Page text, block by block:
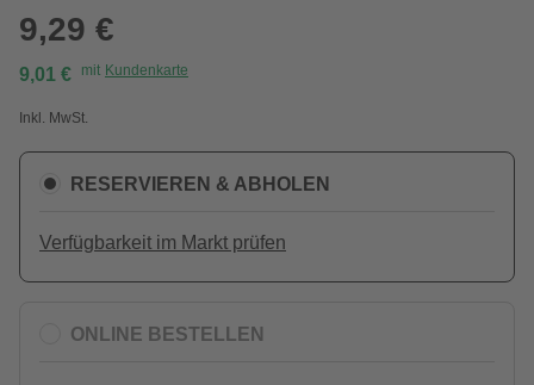
9,29 €
9,01 € mit Kundenkarte
Inkl. MwSt.
RESERVIEREN & ABHOLEN
Verfügbarkeit im Markt prüfen
ONLINE BESTELLEN